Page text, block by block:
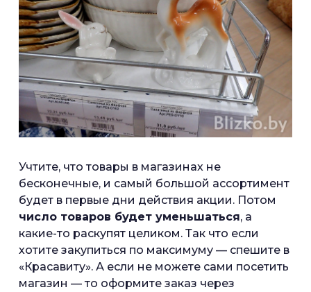
Учтите, что товары в магазинах не
бесконечные, и самый большой ассортимент
будет в первые дни действия акции. Потом
число товаров будет уменьшаться, а
какие-то раскупят целиком. Так что если
хотите закупиться по максимуму — спешите в
«Красавиту». А если не можете сами посетить
магазин — то оформите заказ через